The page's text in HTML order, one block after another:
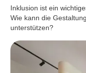
Inklusion ist ein
Wie kann die
unterstützen?